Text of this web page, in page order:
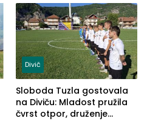
nestašice vode
Divič
Sloboda Tuzla gostovala
na Diviču: Mladost pružila
čvrst otpor, druženje